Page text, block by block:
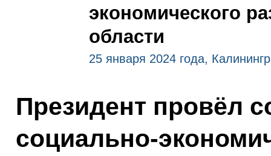
экономического
области
25 января 2024 года,
Президент провёл
социально-